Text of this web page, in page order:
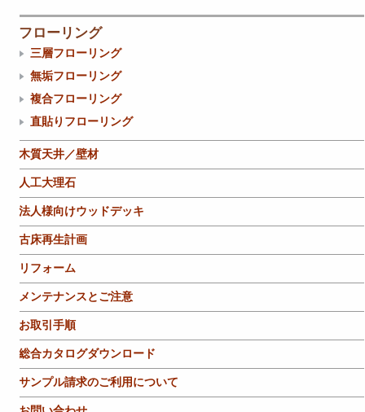
フローリング
三層フローリング
無垢フローリング
複合フローリング
直貼りフローリング
木質天井／壁材
人工大理石
法人様向けウッドデッキ
古床再生計画
リフォーム
メンテナンスとご注意
お取引手順
総合カタログダウンロード
サンプル請求のご利用について